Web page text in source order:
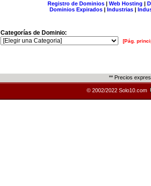
Registro de Dominios| Web Hosting |
Dominios Expirados | Industrias |
Categorías de Dominio:
[Pág.
** Precios
© 2002/2022 Solo10.com